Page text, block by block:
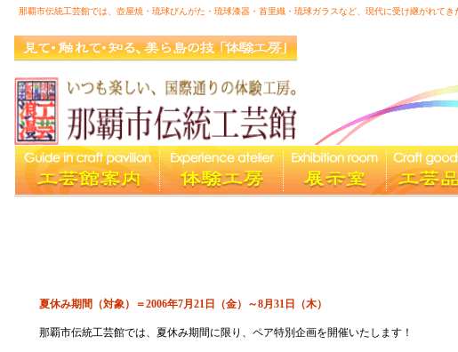
那覇市伝統工芸館では、壺屋焼・琉球びんがた・琉球漆器・首里織・琉球ガラスなど、現代に受け継がれてき
夏休み期間（対象）＝2006年7月21日（金）～8月31日（木）
那覇市伝統工芸館では、夏休み期間に限り、ペア特別企画を開催いたします！